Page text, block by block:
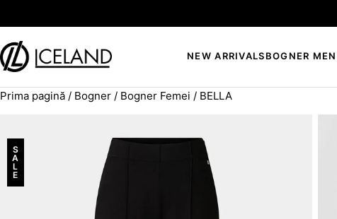
NEW ARRIVALSBOGNER MEN
Prima pagină / Bogner / Bogner Femei / BELLA
S
A
L
E